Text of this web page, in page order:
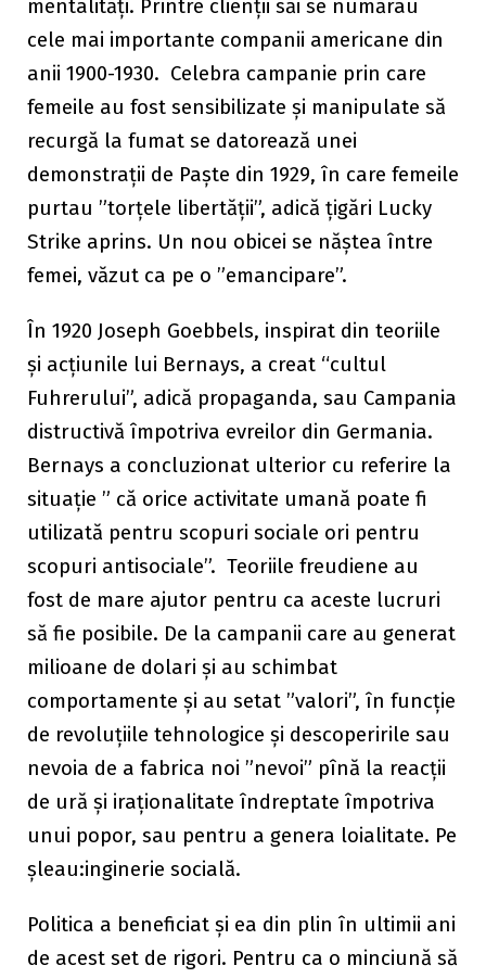
mentalități. Printre clienții săi se numărau
cele mai importante companii americane din
anii 1900-1930. Celebra campanie prin care
femeile au fost sensibilizate și manipulate să
recurgă la fumat se datorează unei
demonstrații de Paște din 1929, în care femeile
purtau ”torțele libertății”, adică țigări Lucky
Strike aprins. Un nou obicei se năștea între
femei, văzut ca pe o ”emancipare”.
În 1920 Joseph Goebbels, inspirat din teoriile
și acțiunile lui Bernays, a creat “cultul
Fuhrerului”, adică propaganda, sau Campania
distructivă împotriva evreilor din Germania.
Bernays a concluzionat ulterior cu referire la
situație ” că orice activitate umană poate fi
utilizată pentru scopuri sociale ori pentru
scopuri antisociale”. Teoriile freudiene au
fost de mare ajutor pentru ca aceste lucruri
să fie posibile. De la campanii care au generat
milioane de dolari și au schimbat
comportamente și au setat ”valori”, în funcție
de revoluțiile tehnologice și descoperirile sau
nevoia de a fabrica noi ”nevoi” pînă la reacții
de ură și iraționalitate îndreptate împotriva
unui popor, sau pentru a genera loialitate. Pe
șleau:inginerie socială.
Politica a beneficiat și ea din plin în ultimii ani
de acest set de rigori. Pentru ca o minciună să